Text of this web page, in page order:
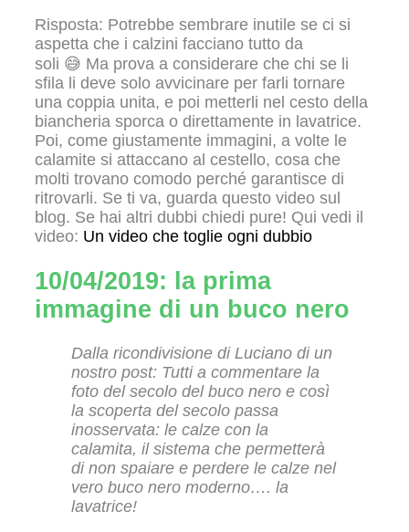
Risposta: Potrebbe sembrare inutile se ci si
aspetta che i calzini facciano tutto da
soli 😅 Ma prova a considerare che chi se li
sfila li deve solo avvicinare per farli tornare
una coppia unita, e poi metterli nel cesto della
biancheria sporca o direttamente in lavatrice.
Poi, come giustamente immagini, a volte le
calamite si attaccano al cestello, cosa che
molti trovano comodo perché garantisce di
ritrovarli. Se ti va, guarda questo video sul
blog. Se hai altri dubbi chiedi pure! Qui vedi il
video: Un video che toglie ogni dubbio
10/04/2019: la prima
immagine di un buco nero
Dalla ricondivisione di Luciano di un
nostro post: Tutti a commentare la
foto del secolo del buco nero e così
la scoperta del secolo passa
inosservata: le calze con la
calamita, il sistema che permetterà
di non spaiare e perdere le calze nel
vero buco nero moderno…. la
lavatrice!